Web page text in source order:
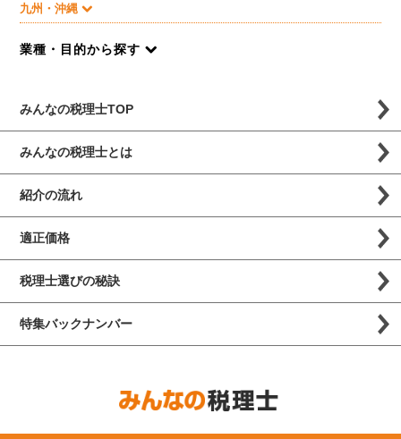
九州・沖縄
業種・目的から探す
みんなの税理士TOP
みんなの税理士とは
紹介の流れ
適正価格
税理士選びの秘訣
特集バックナンバー